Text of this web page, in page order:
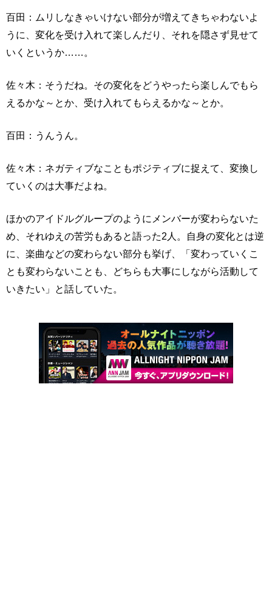
百田：ムリしなきゃいけない部分が増えてきちゃわないよ
うに、変化を受け入れて楽しんだり、それを隠さず見せて
いくというか……。
佐々木：そうだね。その変化をどうやったら楽しんでもら
えるかな～とか、受け入れてもらえるかな～とか。
百田：うんうん。
佐々木：ネガティブなこともポジティブに捉えて、変換し
ていくのは大事だよね。
ほかのアイドルグループのようにメンバーが変わらないた
め、それゆえの苦労もあると語った2人。自身の変化とは逆
に、楽曲などの変わらない部分も挙げ、「変わっていくこ
とも変わらないことも、どちらも大事にしながら活動して
いきたい」と話していた。